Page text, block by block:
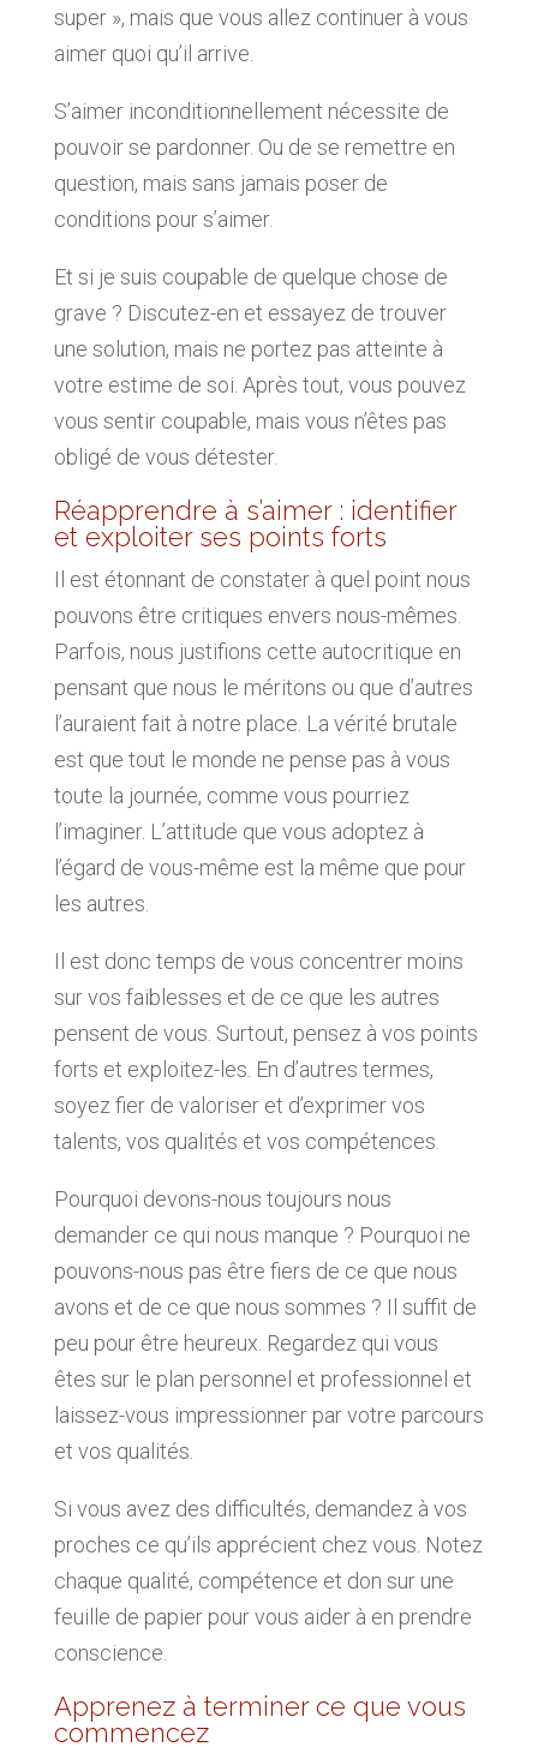
super », mais que vous allez continuer à vous
aimer quoi qu’il arrive.
S’aimer inconditionnellement nécessite de
pouvoir se pardonner. Ou de se remettre en
question, mais sans jamais poser de
conditions pour s’aimer.
Et si je suis coupable de quelque chose de
grave ? Discutez-en et essayez de trouver
une solution, mais ne portez pas atteinte à
votre estime de soi. Après tout, vous pouvez
vous sentir coupable, mais vous n’êtes pas
obligé de vous détester.
Réapprendre à s’aimer : identifier
et exploiter ses points forts
Il est étonnant de constater à quel point nous
pouvons être critiques envers nous-mêmes.
Parfois, nous justifions cette autocritique en
pensant que nous le méritons ou que d’autres
l’auraient fait à notre place. La vérité brutale
est que tout le monde ne pense pas à vous
toute la journée, comme vous pourriez
l’imaginer. L’attitude que vous adoptez à
l’égard de vous-même est la même que pour
les autres.
Il est donc temps de vous concentrer moins
sur vos faiblesses et de ce que les autres
pensent de vous. Surtout, pensez à vos points
forts et exploitez-les. En d’autres termes,
soyez fier de valoriser et d’exprimer vos
talents, vos qualités et vos compétences.
Pourquoi devons-nous toujours nous
demander ce qui nous manque ? Pourquoi ne
pouvons-nous pas être fiers de ce que nous
avons et de ce que nous sommes ? Il suffit de
peu pour être heureux. Regardez qui vous
êtes sur le plan personnel et professionnel et
laissez-vous impressionner par votre parcours
et vos qualités.
Si vous avez des difficultés, demandez à vos
proches ce qu’ils apprécient chez vous. Notez
chaque qualité, compétence et don sur une
feuille de papier pour vous aider à en prendre
conscience.
Apprenez à terminer ce que vous
commencez